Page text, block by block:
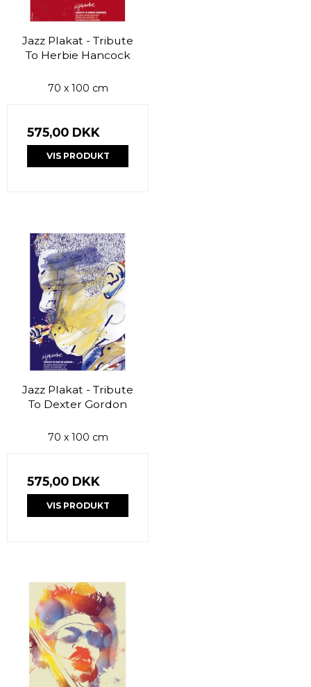
Jazz Plakat - Tribute
To Herbie Hancock
70 x 100 cm
575,00 DKK
VIS PRODUKT
Jazz Plakat - Tribute
To Dexter Gordon
70 x 100 cm
575,00 DKK
VIS PRODUKT